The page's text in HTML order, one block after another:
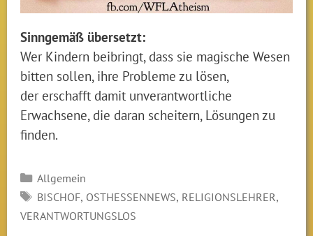
Sinngemäß übersetzt:
Wer Kindern beibringt, dass sie magische Wesen
bitten sollen, ihre Probleme zu lösen,
der erschafft damit unverantwortliche
Erwachsene, die daran scheitern, Lösungen zu
finden.
Kategorien
Allgemein
SCHLAGWÖRTER
BISCHOF, OSTHESSENNEWS, RELIGIONSLEHRER,
VERANTWORTUNGSLOS